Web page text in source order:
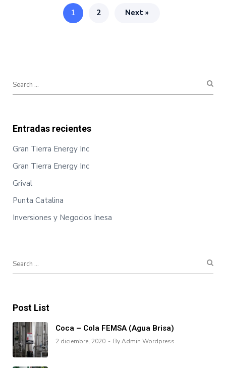
1 2 Next »
Entradas recientes
Gran Tierra Energy Inc
Gran Tierra Energy Inc
Grival
Punta Catalina
Inversiones y Negocios Inesa
Post List
Coca – Cola FEMSA (Agua Brisa)
2 diciembre, 2020 By Admin Wordpress